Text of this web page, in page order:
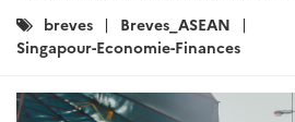
Catégories
:
breves
Breves_ASEAN
Singapour-Economie-Finances